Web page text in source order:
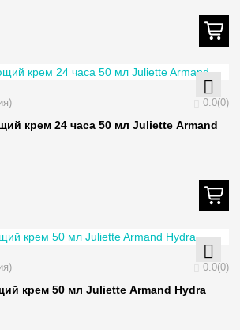
0.0(0)
крем 24 часа 50 мл Juliette Armand
0.0(0)
крем 50 мл Juliette Armand Hydra